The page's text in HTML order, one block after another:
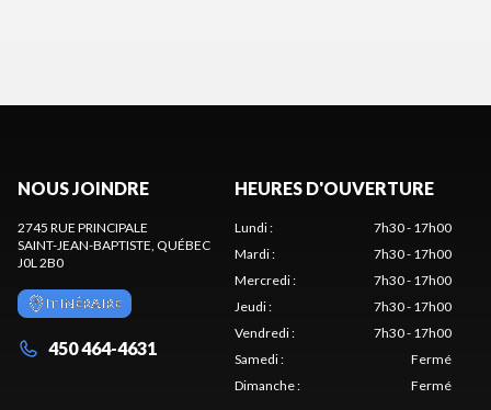
NOUS JOINDRE
2745 RUE PRINCIPALE
SAINT-JEAN-BAPTISTE , QUÉBEC
J0L 2B0
ITINÉRAIRE
450 464-4631
HEURES D'OUVERTURE
Lundi:
7h30 - 17h00
Mardi:
7h30 - 17h00
Mercredi:
7h30 - 17h00
Jeudi:
7h30 - 17h00
Vendredi:
7h30 - 17h00
Samedi:
Fermé
Dimanche: Fermé